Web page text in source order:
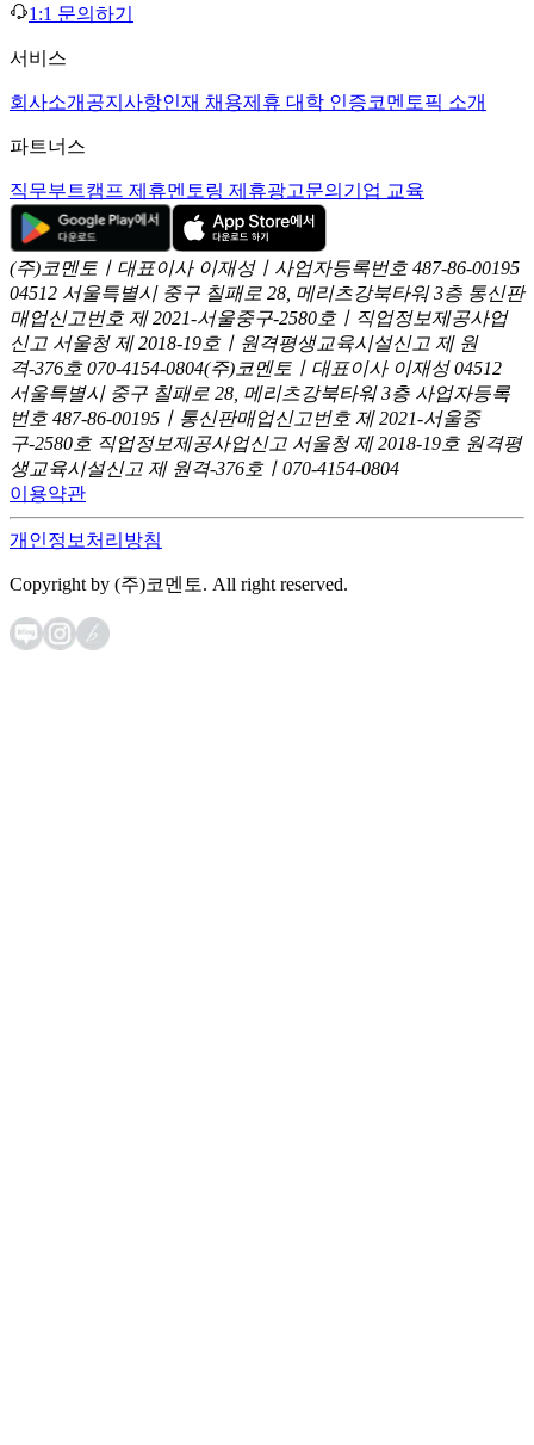
1:1 문의하기
서비스
회사소개 공지사항인재 채용제휴 대학 인증코멘토픽 소개
파트너스
직무부트캠프 제휴멘토링 제휴광고문의 기업 교육
(주)코멘토ㅣ대표이사 이재성ㅣ사업자등록번호 487-86-00195
04512 서울특별시 중구 칠패로 28, 메리츠강북타워 3층 통신판
매업신고번호 제 2021-서울중구-2580호ㅣ직업정보제공사업
신고 서울청 제 2018-19호ㅣ원격평생교육시설신고 제 원
격-376호 070-4154-0804(주)코멘토ㅣ대표이사 이재성 04512
서울특별시 중구 칠패로 28, 메리츠강북타워 3층 사업자등록
번호 487-86-00195ㅣ통신판매업신고번호 제 2021-서울중
구-2580호 직업정보제공사업신고 서울청 제 2018-19호 원격평
생교육시설신고 제 원격-376호ㅣ070-4154-0804
이용약관
개인정보처리방침
Copyright by (주)코멘토. All right reserved.